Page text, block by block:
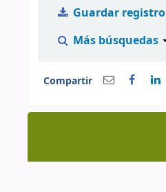
Guardar registro
Más búsquedas
Compartir